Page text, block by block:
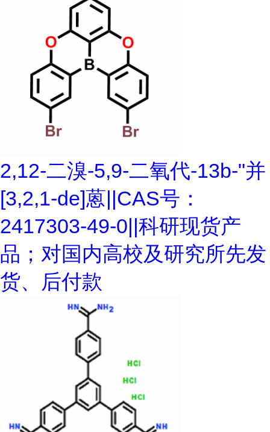
2,12-二溴-5,9-二氧代-13b-"并
[3,2,1-de]蒽||CAS号：
2417303-49-0||科研现货产
品；对国内高校及研究所先发
货、后付款